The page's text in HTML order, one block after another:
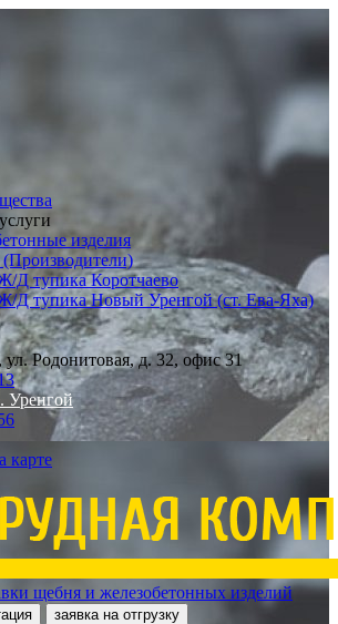
изделия
Д тупика Коротчаево
Д тупика Новый Уренгой (ст. Ева-Яха)
ул. Родонитовая, д. 32, офис 31
Уренгой
карте
щебня и железобетонных изделий
заявка на отгрузку